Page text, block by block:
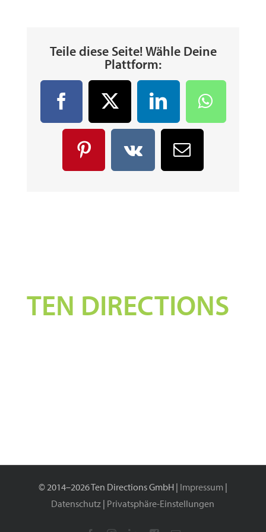
Teile diese Seite! Wähle Deine
Plattform:
Facebook
X LinkedIn
Pinterest
Vk
E-
Mail
TEN DIRECTIONS
© 2014–2026 Ten Directions GmbH | Impressum|
Datenschutz | Privatsphäre-Einstellungen